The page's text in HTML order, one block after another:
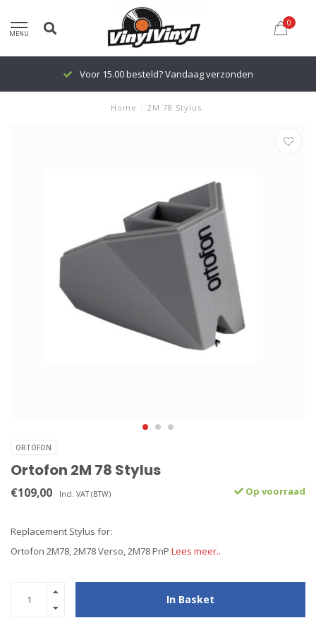
MENU
0
Voor 15.00 besteld? Vandaag verzonden
Home / 2M 78 Stylus
ORTOFON
Ortofon 2M 78 Stylus
€109,00 Incl. VAT (BTW) Op voorraad
Replacement Stylus for:
Ortofon 2M78, 2M78 Verso, 2M78 PnP Lees meer..
In Basket